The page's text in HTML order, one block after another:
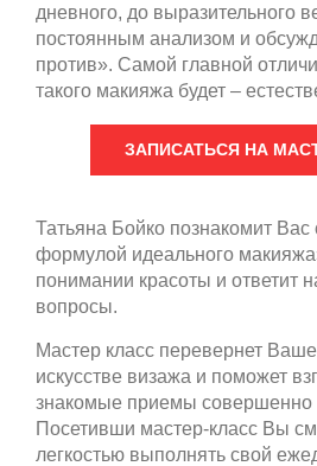
дневного, до выразительного
постоянным анализом и
против». Самой главной
такого макияжа будет –
ЗАПИСАТЬСЯ НА
Татьяна Бойко познакомит Вас
формулой идеального
понимании красоты и ответит
вопросы.
Мастер класс перевернет
искусстве визажа и поможет
знакомые приемы совершенно
Посетивши мастер-класс Вы
легкостью выполнять свой